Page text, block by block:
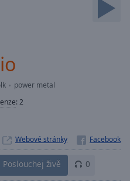
power metal
:2
Webové stránky
Poslouchej živě 0